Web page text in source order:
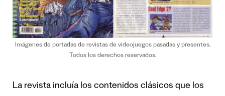
Imágenes de portadas de revistas de videojuegos pasadas y presentes.
Todos los derechos reservados.
La revista incluía los contenidos clásicos que los